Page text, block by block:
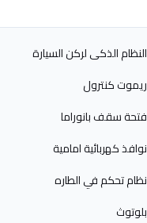
النظام الذكى لركن السيارة
ريموت كنترول
فتحة سقف بانوراما
نوافذ كهربائية امامية
نظام تحكم في الطاره
بلوتوث